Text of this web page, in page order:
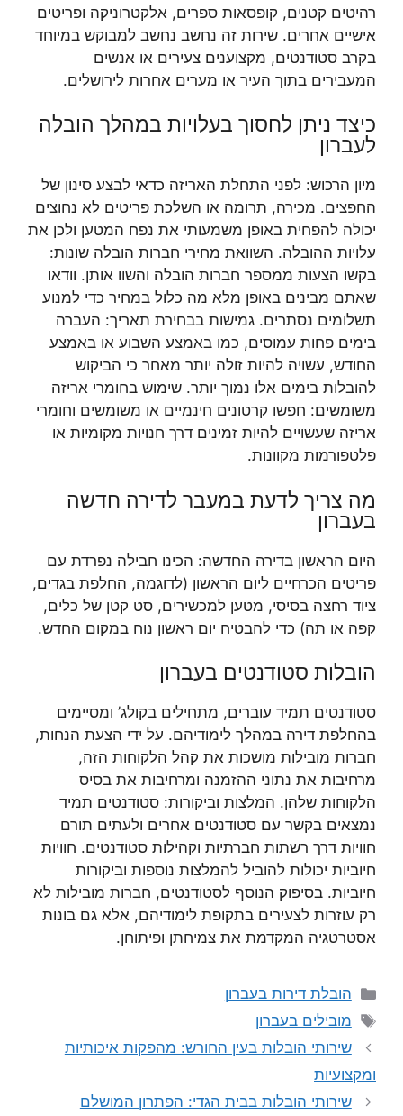
רהיטים קטנים, קופסאות ספרים, אלקטרוניקה ופריטים
אישיים אחרים. שירות זה נחשב נחשב למבוקש במיוחד
בקרב סטודנטים, מקצוענים צעירים או אנשים
המעבירים בתוך העיר או מערים אחרות לירושלים.
כיצד ניתן לחסוך בעלויות במהלך הובלה
לעברון
מיון הרכוש: לפני התחלת האריזה כדאי לבצע סינון של
החפצים. מכירה, תרומה או השלכת פריטים לא נחוצים
יכולה להפחית באופן משמעותי את נפח המטען ולכן את
עלויות ההובלה. השוואת מחירי חברות הובלה שונות:
בקשו הצעות ממספר חברות הובלה והשוו אותן. וודאו
שאתם מבינים באופן מלא מה כלול במחיר כדי למנוע
תשלומים נסתרים. גמישות בבחירת תאריך: העברה
בימים פחות עמוסים, כמו באמצע השבוע או באמצע
החודש, עשויה להיות זולה יותר מאחר כי הביקוש
להובלות בימים אלו נמוך יותר. שימוש בחומרי אריזה
משומשים: חפשו קרטונים חינמיים או משומשים וחומרי
אריזה שעשויים להיות זמינים דרך חנויות מקומיות או
פלטפורמות מקוונות.
מה צריך לדעת במעבר לדירה חדשה
בעברון
היום הראשון בדירה החדשה: הכינו חבילה נפרדת עם
פריטים הכרחיים ליום הראשון (לדוגמה, החלפת בגדים,
ציוד רחצה בסיסי, מטען למכשירים, סט קטן של כלים,
קפה או תה) כדי להבטיח יום ראשון נוח במקום החדש.
הובלות סטודנטים בעברון
סטודנטים תמיד עוברים, מתחילים בקולג’ ומסיימים
בהחלפת דירה במהלך לימודיהם. על ידי הצעת הנחות,
חברות מובילות מושכות את קהל הלקוחות הזה,
מרחיבות את נתוני ההזמנה ומרחיבות את בסיס
הלקוחות שלהן. המלצות וביקורות: סטודנטים תמיד
נמצאים בקשר עם סטודנטים אחרים ולעתים תורם
חוויות דרך רשתות חברתיות וקהילות סטודנטים. חוויות
חיוביות יכולות להוביל להמלצות נוספות וביקורות
חיוביות. בסיפוק הנוסף לסטודנטים, חברות מובילות לא
רק עוזרות לצעירים בתקופת לימודיהם, אלא גם בונות
אסטרטגיה המקדמת את צמיחתן ופיתוחן.
קטגוריות
הובלת דירות בעברון
תגיות
מובילים בעברון
שירותי הובלות בעין החורש: מהפקות איכותיות
ומקצועיות
שירותי הובלות בבית הגדי: הפתרון המושלם